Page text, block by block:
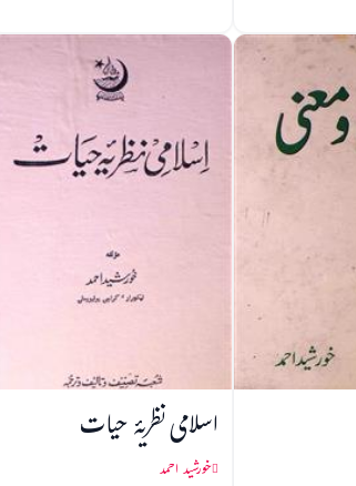
اسلامی نظریۂ حیات
خورشید احمد